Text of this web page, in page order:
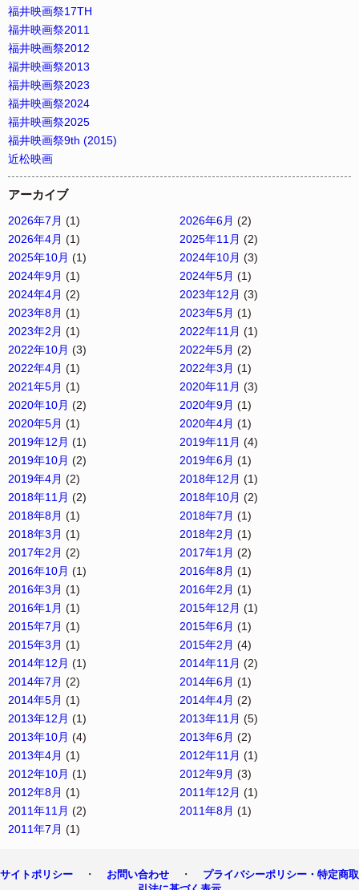
福井映画祭17TH
福井映画祭2011
福井映画祭2012
福井映画祭2013
福井映画祭2023
福井映画祭2024
福井映画祭2025
福井映画祭9th (2015)
近松映画
アーカイブ
2026年7月 (1) 2026年6月 (2)
2026年4月 (1) 2025年11月 (2)
2025年10月 (1) 2024年10月 (3)
2024年9月 (1) 2024年5月 (1)
2024年4月 (2) 2023年12月 (3)
2023年8月 (1) 2023年5月 (1)
2023年2月 (1) 2022年11月 (1)
2022年10月 (3) 2022年5月 (2)
2022年4月 (1) 2022年3月 (1)
2021年5月 (1) 2020年11月 (3)
2020年10月 (2) 2020年9月 (1)
2020年5月 (1) 2020年4月 (1)
2019年12月 (1) 2019年11月 (4)
2019年10月 (2) 2019年6月 (1)
2019年4月 (2) 2018年12月 (1)
2018年11月 (2) 2018年10月 (2)
2018年8月 (1) 2018年7月 (1)
2018年3月 (1) 2018年2月 (1)
2017年2月 (2) 2017年1月 (2)
2016年10月 (1) 2016年8月 (1)
2016年3月 (1) 2016年2月 (1)
2016年1月 (1) 2015年12月 (1)
2015年7月 (1) 2015年6月 (1)
2015年3月 (1) 2015年2月 (4)
2014年12月 (1) 2014年11月 (2)
2014年7月 (2) 2014年6月 (1)
2014年5月 (1) 2014年4月 (2)
2013年12月 (1) 2013年11月 (5)
2013年10月 (4) 2013年6月 (2)
2013年4月 (1) 2012年11月 (1)
2012年10月 (1) 2012年9月 (3)
2012年8月 (1) 2011年12月 (1)
2011年11月 (2) 2011年8月 (1)
2011年7月 (1)
サイトポリシー ・ お問い合わせ ・ プライバシーポリシー・特定商取